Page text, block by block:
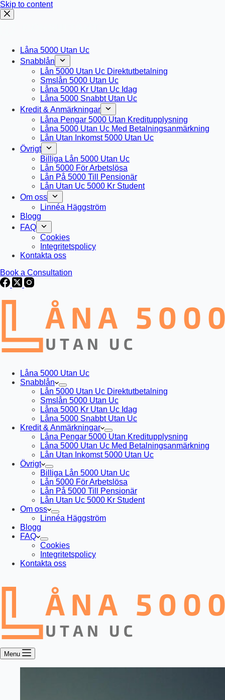
Skip to content
Låna 5000 Utan Uc
Snabblån
Lån 5000 Utan Uc Direktutbetalning
Smslån 5000 Utan Uc
Låna 5000 Kr Utan Uc Idag
Låna 5000 Snabbt Utan Uc
Kredit & Anmärkningar
Låna Pengar 5000 Utan Kreditupplysning
Låna 5000 Utan Uc Med Betalningsanmärkning
Lån Utan Inkomst 5000 Utan Uc
Övrigt
Billiga Lån 5000 Utan Uc
Lån 5000 För Arbetslösa
Lån På 5000 Till Pensionär
Lån Utan Uc 5000 Kr Student
Om oss
Linnéa Häggström
Blogg
FAQ
Cookies
Integritetspolicy
Kontakta oss
Book a Consultation
Låna 5000 Utan Uc
Snabblån
Lån 5000 Utan Uc Direktutbetalning
Smslån 5000 Utan Uc
Låna 5000 Kr Utan Uc Idag
Låna 5000 Snabbt Utan Uc
Kredit & Anmärkningar
Låna Pengar 5000 Utan Kreditupplysning
Låna 5000 Utan Uc Med Betalningsanmärkning
Lån Utan Inkomst 5000 Utan Uc
Övrigt
Billiga Lån 5000 Utan Uc
Lån 5000 För Arbetslösa
Lån På 5000 Till Pensionär
Lån Utan Uc 5000 Kr Student
Om oss
Linnéa Häggström
Blogg
FAQ
Cookies
Integritetspolicy
Kontakta oss
Menu